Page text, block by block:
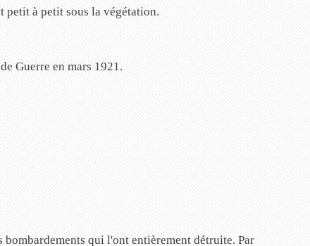
petit à petit sous la végétation.
Guerre en mars 1921.
qui l'ont entièrement détruite. Par